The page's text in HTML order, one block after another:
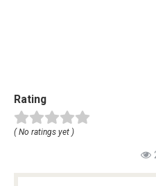
Rating
( No ratings yet )